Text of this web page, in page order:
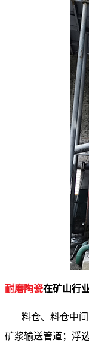
耐磨陶瓷在矿山行
料仓、料仓中
矿浆输送管道；浮